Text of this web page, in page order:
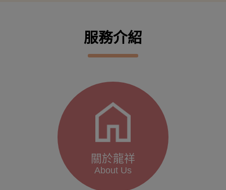
服務介紹
關於龍祥
About Us